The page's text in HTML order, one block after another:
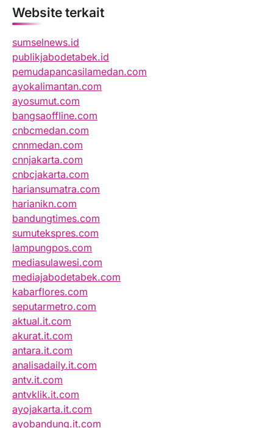
Website terkait
sumselnews.id
publikjabodetabek.id
pemudapancasilamedan.com
ayokalimantan.com
ayosumut.com
bangsaoffline.com
cnbcmedan.com
cnnmedan.com
cnnjakarta.com
cnbcjakarta.com
hariansumatra.com
harianikn.com
bandungtimes.com
sumutekspres.com
lampungpos.com
mediasulawesi.com
mediajabodetabek.com
kabarflores.com
seputarmetro.com
aktual.it.com
akurat.it.com
antara.it.com
analisadaily.it.com
antv.it.com
antvklik.it.com
ayojakarta.it.com
ayobandung.it.com